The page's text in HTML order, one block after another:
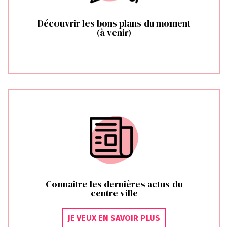
Découvrir les bons plans du moment
(à venir)
Connaître les dernières actus du
centre ville
JE VEUX EN SAVOIR PLUS